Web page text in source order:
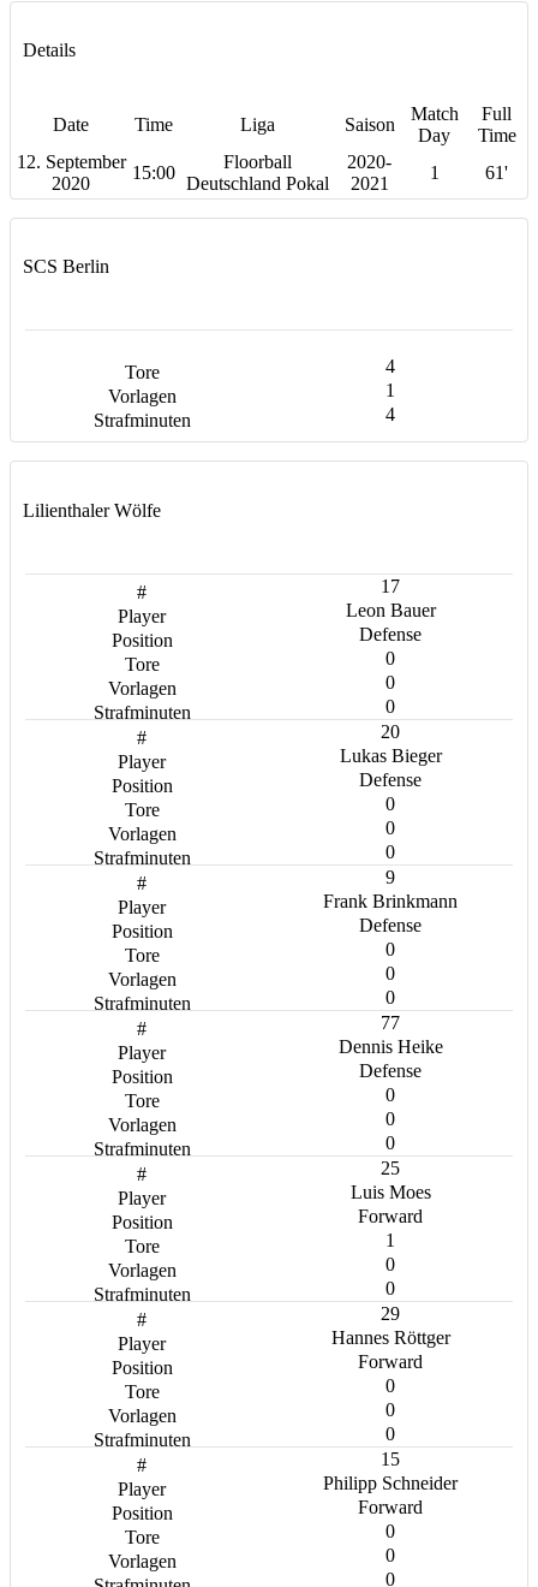
Details
Date Time Liga Saison
Match
Day
Full
Time
12. September
2020
15:00
Floorball
Deutschland Pokal
2020-
2021
1 61'
SCS Berlin
4
1
4
Lilienthaler Wölfe
17
Leon Bauer
Defense
0
0
0
20
Lukas Bieger
Defense
0
0
0
9
Frank Brinkmann
Defense
0
0
0
77
Dennis Heike
Defense
0
0
0
25
Luis Moes
Forward
1
0
0
29
Hannes Röttger
Forward
0
0
0
15
Philipp Schneider
Forward
0
0
0